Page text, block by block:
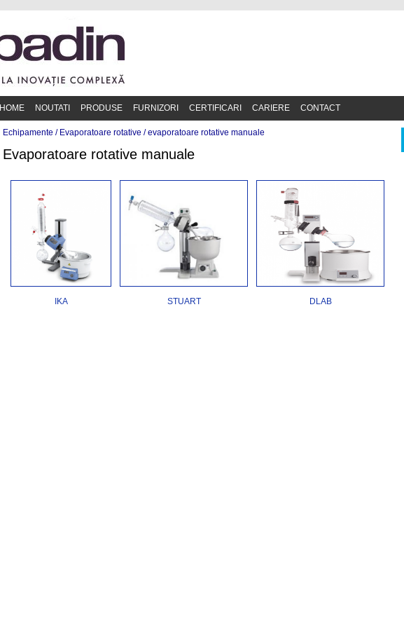
HOME NOUTATI PRODUSE FURNIZORI CERTIFICARI CARIERE CONTACT
Echipamente / Evaporatoare rotative /evaporatoare rotative manuale
Evaporatoare rotative manuale
IKA STUART DLAB